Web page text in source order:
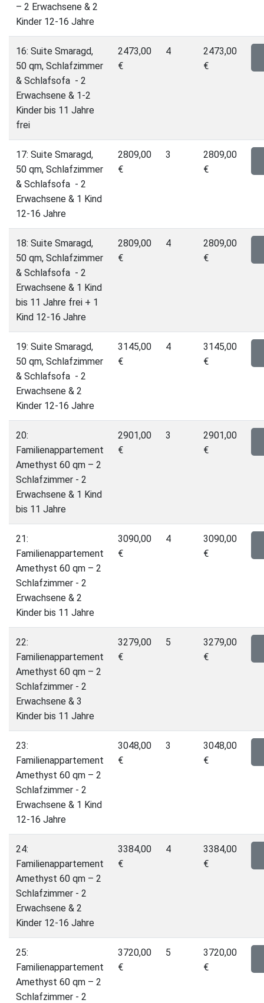
– 2 Erwachsene & 2
Kinder 12-16 Jahre
16: Suite Smaragd,
50 qm, Schlafzimmer
& Schlafsofa - 2
Erwachsene & 1-2
Kinder bis 11 Jahre
frei
2473,00
€
4
2473,00
€
17: Suite Smaragd,
50 qm, Schlafzimmer
& Schlafsofa - 2
Erwachsene & 1 Kind
12-16 Jahre
2809,00
€
3
2809,00
€
18: Suite Smaragd,
50 qm, Schlafzimmer
& Schlafsofa - 2
Erwachsene & 1 Kind
bis 11 Jahre frei + 1
Kind 12-16 Jahre
2809,00
€
4
2809,00
€
19: Suite Smaragd,
50 qm, Schlafzimmer
& Schlafsofa - 2
Erwachsene & 2
Kinder 12-16 Jahre
3145,00
€
4
3145,00
€
20:
Familienappartement
Amethyst 60 qm – 2
Schlafzimmer - 2
Erwachsene & 1 Kind
bis 11 Jahre
2901,00
€
3
2901,00
€
21:
Familienappartement
Amethyst 60 qm – 2
Schlafzimmer - 2
Erwachsene & 2
Kinder bis 11 Jahre
3090,00
€
4
3090,00
€
22:
Familienappartement
Amethyst 60 qm – 2
Schlafzimmer - 2
Erwachsene & 3
Kinder bis 11 Jahre
3279,00
€
5
3279,00
€
23:
Familienappartement
Amethyst 60 qm – 2
Schlafzimmer - 2
Erwachsene & 1 Kind
12-16 Jahre
3048,00
€
3
3048,00
€
24:
Familienappartement
Amethyst 60 qm – 2
Schlafzimmer - 2
Erwachsene & 2
Kinder 12-16 Jahre
3384,00
€
4
3384,00
€
25:
Familienappartement
Amethyst 60 qm – 2
Schlafzimmer - 2
3720,00
€
5
3720,00
€